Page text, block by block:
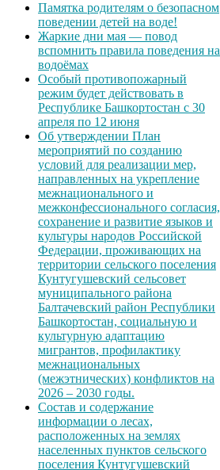
Памятка родителям о безопасном
поведении детей на воде!
Жаркие дни мая — повод
вспомнить правила поведения на
водоёмах
Особый противопожарный
режим будет действовать в
Республике Башкортостан с 30
апреля по 12 июня
Об утверждении План
мероприятий по созданию
условий для реализации мер,
направленных на укрепление
межнационального и
межконфессионального согласия,
сохранение и развитие языков и
культуры народов Российской
Федерации, проживающих на
территории сельского поселения
Кунтугушевский сельсовет
муниципального района
Балтачевский район Республики
Башкортостан, социальную и
культурную адаптацию
мигрантов, профилактику
межнациональных
(межэтнических) конфликтов на
2026 – 2030 годы.
Состав и содержание
информации о лесах,
расположенных на землях
населенных пунктов сельского
поселения Кунтугушевский